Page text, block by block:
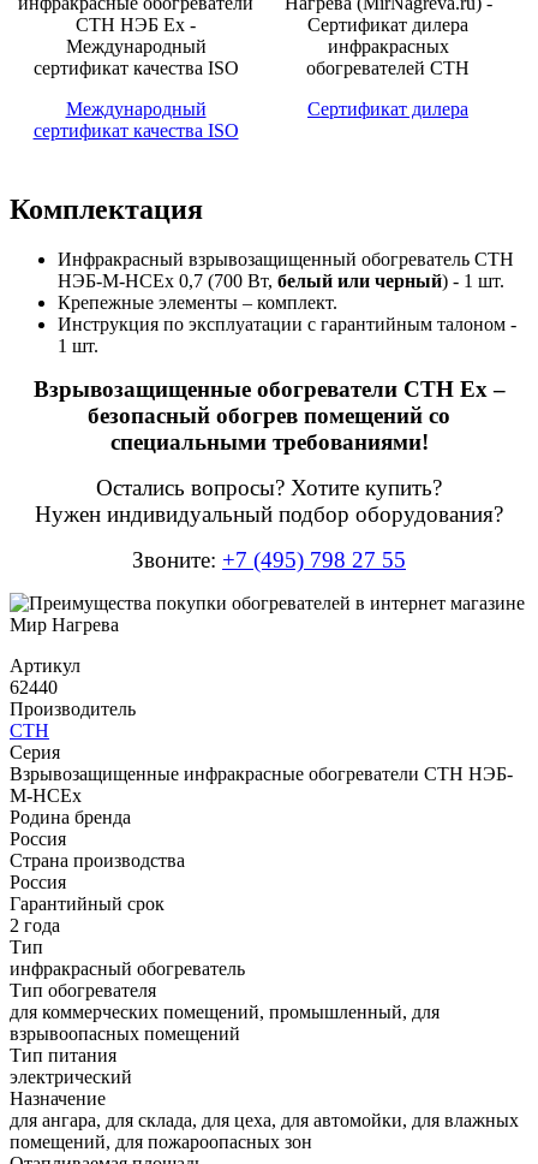
Международный
сертификат качества ISO
Сертификат дилера
Комплектация
Инфракрасный взрывозащищенный обогреватель СТН
НЭБ-М-НСЕх 0,7 (700 Вт, белый или черный) - 1 шт.
Крепежные элементы – комплект.
Инструкция по эксплуатации с гарантийным талоном -
1 шт.
Взрывозащищенные обогреватели СТН Ex –
безопасный обогрев помещений со
специальными требованиями!
Остались вопросы? Хотите купить?
Нужен индивидуальный подбор оборудования?
Звоните: +7 (495) 798 27 55
Артикул
62440
Производитель
СТН
Серия
Взрывозащищенные инфракрасные обогреватели СТН НЭБ-
М-НСЕх
Родина бренда
Россия
Страна производства
Россия
Гарантийный срок
2 года
Тип
инфракрасный обогреватель
Тип обогревателя
для коммерческих помещений, промышленный, для
взрывоопасных помещений
Тип питания
электрический
Назначение
для ангара, для склада, для цеха, для автомойки, для влажных
помещений, для пожароопасных зон